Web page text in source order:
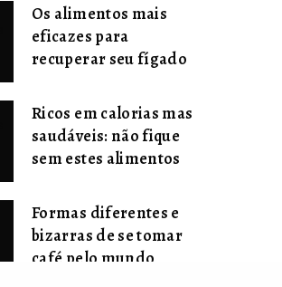
Os alimentos mais
eficazes para
recuperar seu fígado
Ricos em calorias mas
saudáveis: não fique
sem estes alimentos
Formas diferentes e
bizarras de se tomar
café pelo mundo